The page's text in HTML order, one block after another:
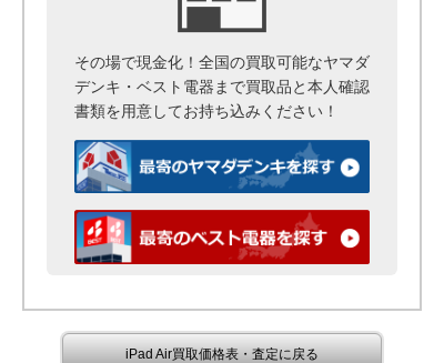
その場で現金化！全国の買取可能なヤマダ
デンキ・ベスト電器まで買取品と本人確認
書類を用意してお持ち込みください！
iPad Air買取価格表・査定に戻る